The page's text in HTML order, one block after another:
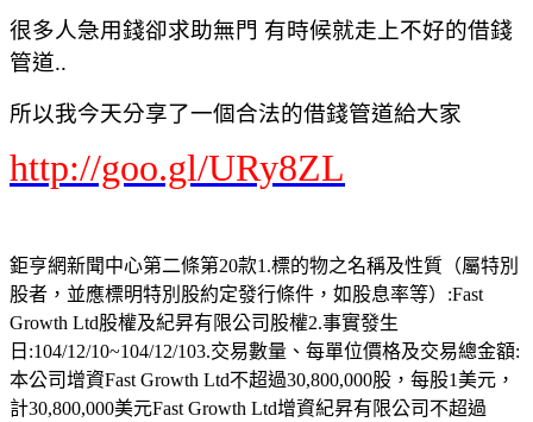
很多人急用錢卻求助無門 有時候就走上不好的借錢
管道..
所以我今天分享了一個合法的借錢管道給大家
http://goo.gl/URy8ZL
鉅亨網新聞中心第二條第20款1.標的物之名稱及性質（屬特別
股者，並應標明特別股約定發行條件，如股息率等）:Fast
Growth Ltd股權及紀昇有限公司股權2.事實發生
日:104/12/10~104/12/103.交易數量、每單位價格及交易總金額:
本公司增資Fast Growth Ltd不超過30,800,000股，每股1美元，
計30,800,000美元Fast Growth Ltd增資紀昇有限公司不超過